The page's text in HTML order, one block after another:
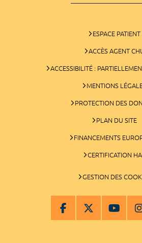
ESPACE PATIENT
ACCÈS AGENT
ACCESSIBILITÉ :
MENTIONS
PROTECTION DES
PLAN DU SITE
FINANCEMENTS
CERTIFICATION
GESTION DES